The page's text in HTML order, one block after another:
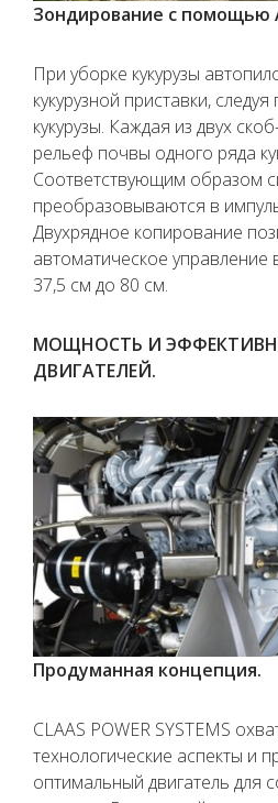
Зондирование с помощью
При уборке кукурузы
кукурузной приставки,
кукурузы. Каждая из двух
рельеф почвы одного ряда
Соответствующим образом
преобразовываются в
Двухрядное копирование
автоматическое
37,5 см до 80 см.
МОЩНОСТЬ И
ДВИГАТЕЛЕЙ.
Продуманная концепция.
CLAAS POWER SYSTEMS
технологические аспекты и
оптимальный двигатель для